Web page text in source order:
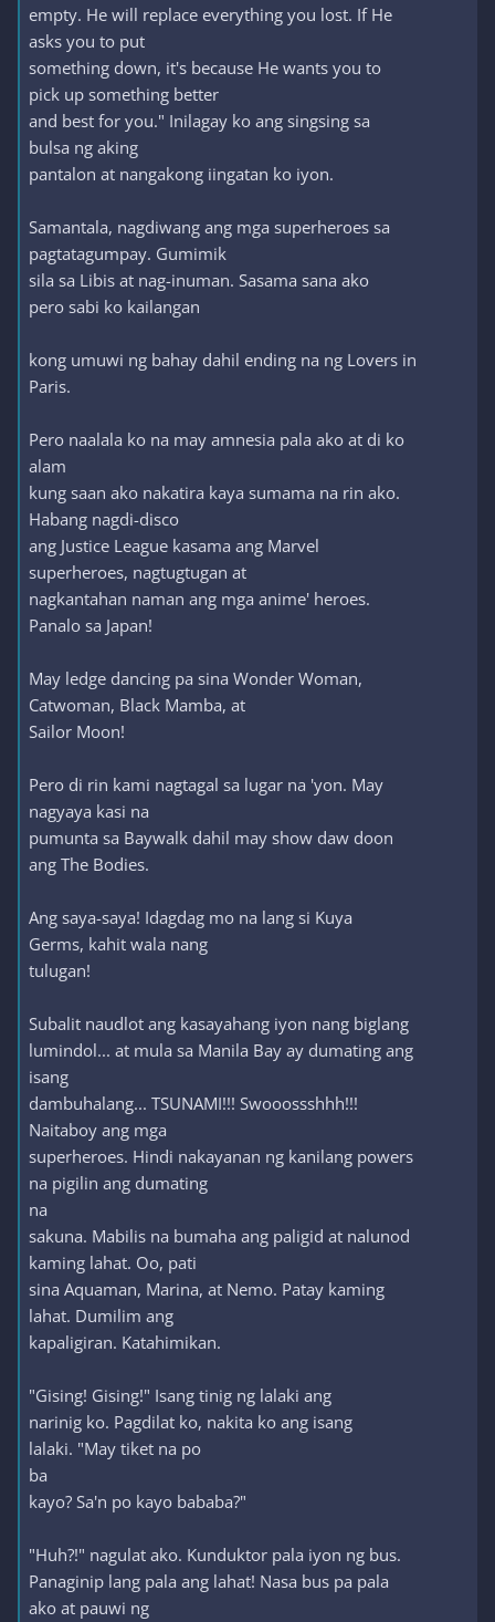
empty. He will replace everything you lost. If He
asks you to put
something down, it's because He wants you to
pick up something better
and best for you." Inilagay ko ang singsing sa
bulsa ng aking
pantalon at nangakong iingatan ko iyon.
Samantala, nagdiwang ang mga superheroes sa
pagtatagumpay. Gumimik
sila sa Libis at nag-inuman. Sasama sana ako
pero sabi ko kailangan
kong umuwi ng bahay dahil ending na ng Lovers in
Paris.
Pero naalala ko na may amnesia pala ako at di ko
alam
kung saan ako nakatira kaya sumama na rin ako.
Habang nagdi-disco
ang Justice League kasama ang Marvel
superheroes, nagtugtugan at
nagkantahan naman ang mga anime' heroes.
Panalo sa Japan!
May ledge dancing pa sina Wonder Woman,
Catwoman, Black Mamba, at
Sailor Moon!
Pero di rin kami nagtagal sa lugar na 'yon. May
nagyaya kasi na
pumunta sa Baywalk dahil may show daw doon
ang The Bodies.
Ang saya-saya! Idagdag mo na lang si Kuya
Germs, kahit wala nang
tulugan!
Subalit naudlot ang kasayahang iyon nang biglang
lumindol... at mula sa Manila Bay ay dumating ang
isang
dambuhalang... TSUNAMI!!! Swooossshhh!!!
Naitaboy ang mga
superheroes. Hindi nakayanan ng kanilang powers
na pigilin ang dumating
na
sakuna. Mabilis na bumaha ang paligid at nalunod
kaming lahat. Oo, pati
sina Aquaman, Marina, at Nemo. Patay kaming
lahat. Dumilim ang
kapaligiran. Katahimikan.
"Gising! Gising!" Isang tinig ng lalaki ang
narinig ko. Pagdilat ko, nakita ko ang isang
lalaki. "May tiket na po
ba
kayo? Sa'n po kayo bababa?"
"Huh?!" nagulat ako. Kunduktor pala iyon ng bus.
Panaginip lang pala ang lahat! Nasa bus pa pala
ako at pauwi ng